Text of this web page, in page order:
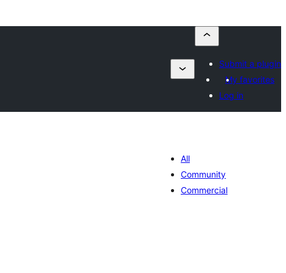
Submit a plugin
My favorites
Log in
All
Community
Commercial